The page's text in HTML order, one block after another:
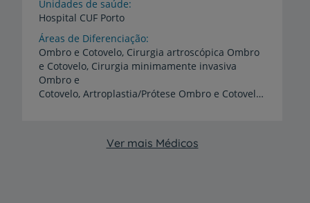
Unidades de saúde
Hospital CUF Porto
Áreas de Diferenciação
Ombro e Cotovelo, Cirurgia artroscópica Ombro
e Cotovelo, Cirurgia minimamente invasiva
Ombro e
Cotovelo, Artroplastia/Prótese Ombro e Cotovelo, Cirurgia substituição articulação Ombro e Cotovelo e Traumatologia
Ver mais Médicos